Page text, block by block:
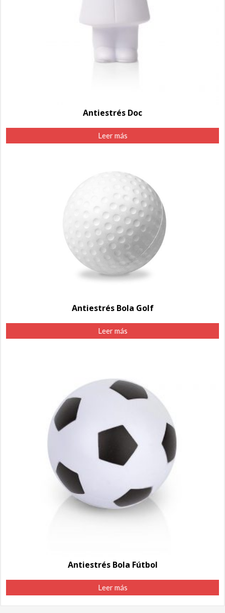
Antiestrés Doc
Leer más
Antiestrés Bola Golf
Leer más
Antiestrés Bola Fútbol
Leer más